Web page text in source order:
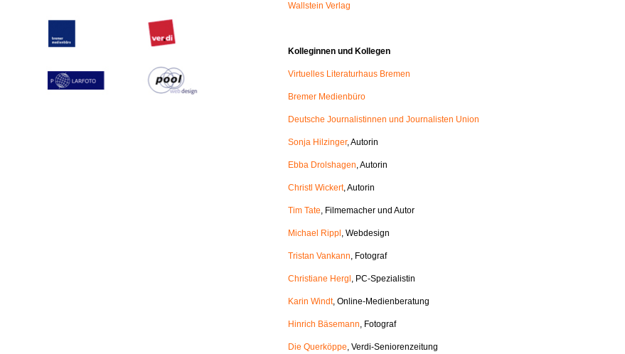
Wallstein Verlag
Kolleginnen und Kollegen
Virtuelles Literaturhaus Bremen
Bremer Medienbüro
Deutsche Journalistinnen und Journalisten Union
Sonja Hilzinger, Autorin
Ebba Drolshagen, Autorin
Christl Wickert, Autorin
Tim Tate, Filmemacher und Autor
Michael Rippl , Webdesign
Tristan Vankann, Fotograf
Christiane Hergl , PC-Spezialistin
Karin Windt, Online-Medienberatung
Hinrich Bäsemann, Fotograf
Die Querköppe, Verdi-Seniorenzeitung